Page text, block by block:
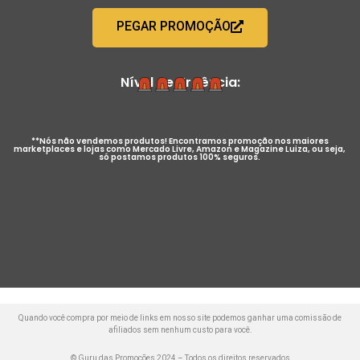
PEGAR PROMOÇÃO
Nível de Urgência:
**Nós não vendemos produtos! Encontramos promoção nos maiores
marketplaces e lojas como Mercado Livre, Amazon e Magazine Luiza, ou seja,
só postamos produtos 100% seguros.
Quando você compra por meio de links em nosso site podemos ganhar uma comissão de
afiliados sem nenhum custo para você.
© Guru das Promoções 2024 – Todos os direitos reservados